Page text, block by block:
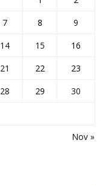
Nov »
7 8
9
14 15
16
21 22
23
28 29
30